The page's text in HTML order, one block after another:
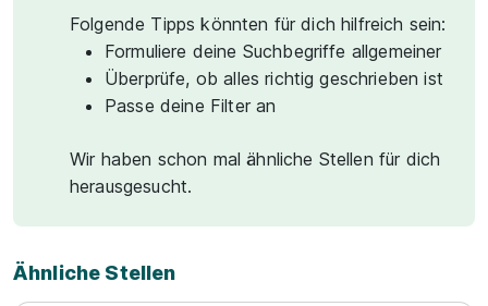
Folgende Tipps könnten für dich hilfreich sein:
Formuliere deine Suchbegriffe allgemeiner
Überprüfe, ob alles richtig geschrieben ist
Passe deine Filter an
Wir haben schon mal ähnliche Stellen für dich
herausgesucht.
Ähnliche Stellen